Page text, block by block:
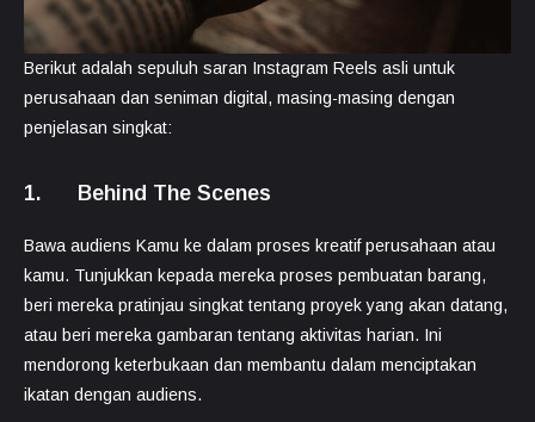
Berikut adalah sepuluh saran Instagram Reels asli untuk
perusahaan dan seniman digital, masing-masing dengan
penjelasan singkat:
1. Behind The Scenes
Bawa audiens Kamu ke dalam proses kreatif perusahaan atau
kamu. Tunjukkan kepada mereka proses pembuatan barang,
beri mereka pratinjau singkat tentang proyek yang akan datang,
atau beri mereka gambaran tentang aktivitas harian. Ini
mendorong keterbukaan dan membantu dalam menciptakan
ikatan dengan audiens.